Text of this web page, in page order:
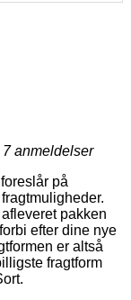
7anmeldelser
på
pakken
efter dine nye
er altså
fragtform